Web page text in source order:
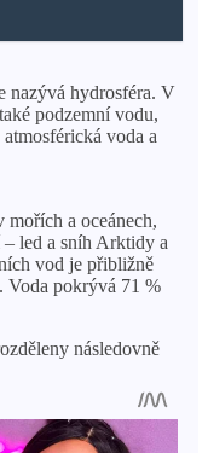
nazývá hydrosféra. V
podzemní vodu,
voda a
mořích a oceánech,
led a sníh Arktidy a
vod je přibližně
Voda pokrývá 71 %
následovně